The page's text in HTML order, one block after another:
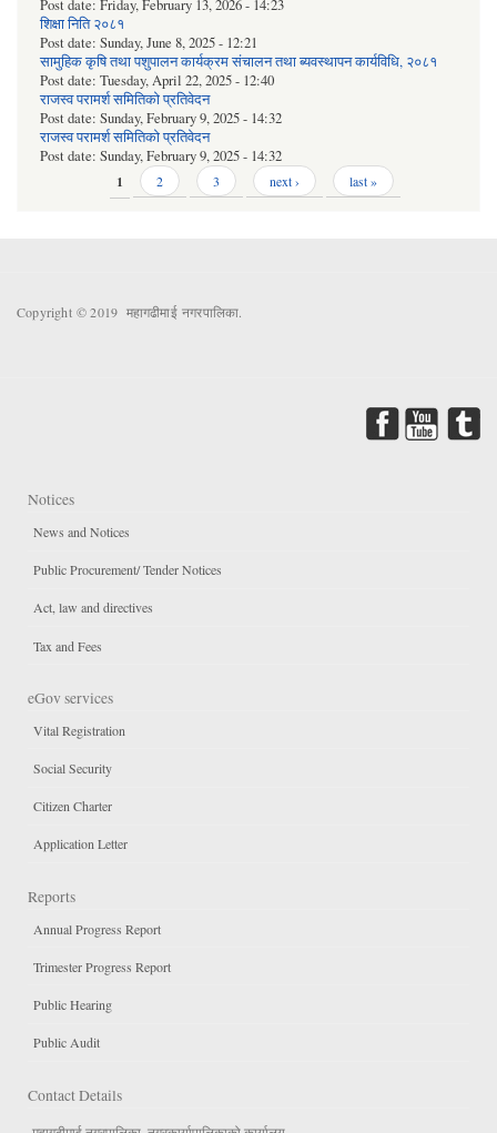
Post date: Friday, February 13, 2026 - 14:23
शिक्षा निति २०८१
Post date: Sunday, June 8, 2025 - 12:21
सामुहिक कृषि तथा पशुपालन कार्यक्रम संचालन तथा ब्यवस्थापन कार्यविधि, २०८१
Post date: Tuesday, April 22, 2025 - 12:40
राजस्व परामर्श समितिको प्रतिवेदन
Post date: Sunday, February 9, 2025 - 14:32
राजस्व परामर्श समितिको प्रतिवेदन
Post date: Sunday, February 9, 2025 - 14:32
1 2 3 next › last »
Copyright © 2019 महागढीमाई नगरपालिका.
Notices
News and Notices
Public Procurement/ Tender Notices
Act, law and directives
Tax and Fees
eGov services
Vital Registration
Social Security
Citizen Charter
Application Letter
Reports
Annual Progress Report
Trimester Progress Report
Public Hearing
Public Audit
Contact Details